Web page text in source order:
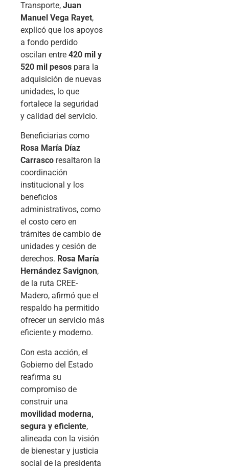
Transporte, Juan
Manuel Vega Rayet,
explicó que los apoyos
a fondo perdido
oscilan entre 420 mil y
520 mil pesos para la
adquisición de nuevas
unidades, lo que
fortalece la seguridad
y calidad del servicio.
Beneficiarias como
Rosa María Díaz
Carrasco resaltaron la
coordinación
institucional y los
beneficios
administrativos, como
el costo cero en
trámites de cambio de
unidades y cesión de
derechos. Rosa María
Hernández Savignon,
de la ruta CREE-
Madero, afirmó que el
respaldo ha permitido
ofrecer un servicio más
eficiente y moderno.
Con esta acción, el
Gobierno del Estado
reafirma su
compromiso de
construir una
movilidad moderna,
segura y eficiente,
alineada con la visión
de bienestar y justicia
social de la presidenta